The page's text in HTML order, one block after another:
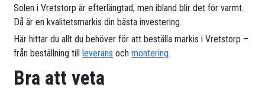
Solen i Vretstorp är efterlängtad, men ibland blir det för varmt.
Då är en kvalitetsmarkis din bästa investering.
Här hittar du allt du behöver för att beställa markis i Vretstorp –
från beställning tillleverans ochmontering.
Bra att veta